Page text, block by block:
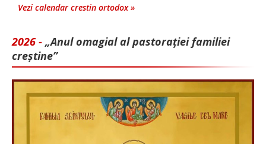
Vezi calendar crestin ortodox »
2026 - „Anul omagial al pastorației familiei
creștine”